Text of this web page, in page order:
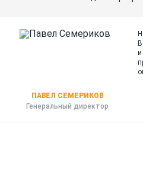
ПАВЕЛ СЕМЕРИКОВ
Генеральный директор
и